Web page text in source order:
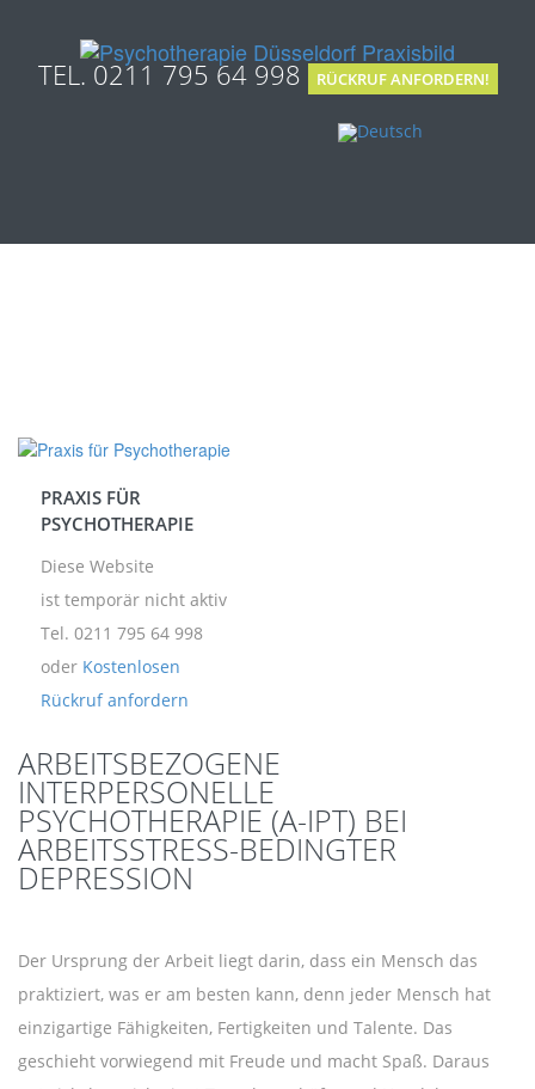
TEL. 0211 795 64 998 RÜCKRUF ANFORDERN!
PRAXIS FÜR
PSYCHOTHERAPIE
Diese Website
ist temporär nicht aktiv
Tel. 0211 795 64 998
oder Kostenlosen
Rückruf anfordern
ARBEITSBEZOGENE
INTERPERSONELLE
PSYCHOTHERAPIE (A-IPT) BEI
ARBEITSSTRESS-BEDINGTER
DEPRESSION
Der Ursprung der Arbeit liegt darin, dass ein Mensch das
praktiziert, was er am besten kann, denn jeder Mensch hat
einzigartige Fähigkeiten, Fertigkeiten und Talente. Das
geschieht vorwiegend mit Freude und macht Spaß. Daraus